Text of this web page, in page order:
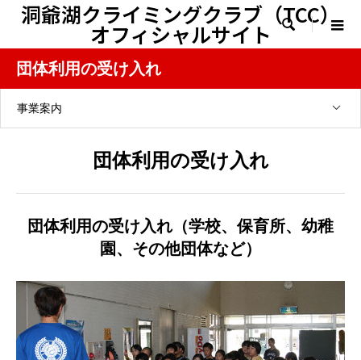
洞爺湖クライミングクラブ（TCC）
オフィシャルサイト 
団体利用の受け入れ
事業案内
団体利用の受け入れ
団体利用の受け入れ（学校、保育所、幼稚
園、その他団体など）